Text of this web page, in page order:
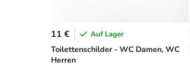
Toilettenschilder - WC Damen, WC
Herren
11 € Auf Lager